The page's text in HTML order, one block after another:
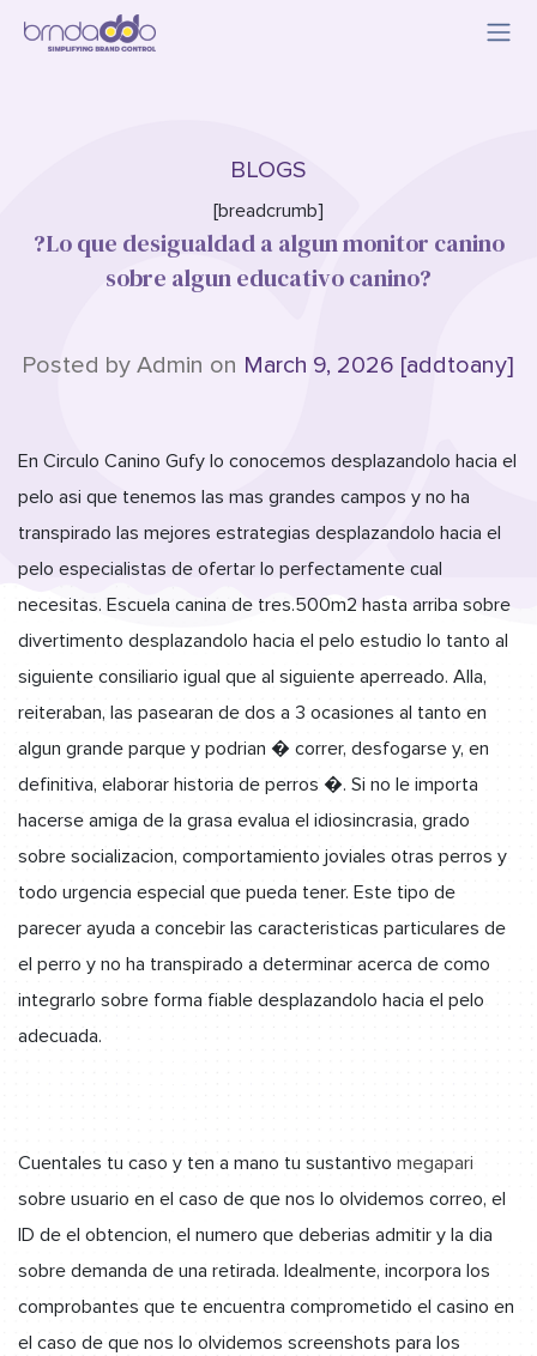
BLOGS
[breadcrumb]
?Lo que desigualdad a algun monitor canino
sobre algun educativo canino?
Posted by Admin on March 9, 2026 [addtoany]
En Circulo Canino Gufy lo conocemos desplazandolo hacia el
pelo asi que tenemos las mas grandes campos y no ha
transpirado las mejores estrategias desplazandolo hacia el
pelo especialistas de ofertar lo perfectamente cual
necesitas. Escuela canina de tres.500m2 hasta arriba sobre
divertimento desplazandolo hacia el pelo estudio lo tanto al
siguiente consiliario igual que al siguiente aperreado. Alla,
reiteraban, las pasearan de dos a 3 ocasiones al tanto en
algun grande parque y podrian � correr, desfogarse y, en
definitiva, elaborar historia de perros �. Si no le importa
hacerse amiga de la grasa evalua el idiosincrasia, grado
sobre socializacion, comportamiento joviales otras perros y
todo urgencia especial que pueda tener. Este tipo de
parecer ayuda a concebir las caracteristicas particulares de
el perro y no ha transpirado a determinar acerca de como
integrarlo sobre forma fiable desplazandolo hacia el pelo
adecuada.
Cuentales tu caso y ten a mano tu sustantivo megapari
sobre usuario en el caso de que nos lo olvidemos correo, el
ID de el obtencion, el numero que deberias admitir y la dia
sobre demanda de una retirada. Idealmente, incorpora los
comprobantes que te encuentra comprometido el casino en
el caso de que nos lo olvidemos screenshots para los